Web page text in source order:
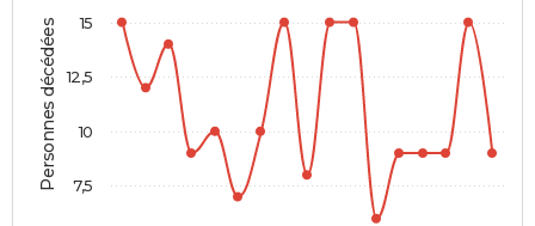
Personnes décédées 7,5
10
12,5
15